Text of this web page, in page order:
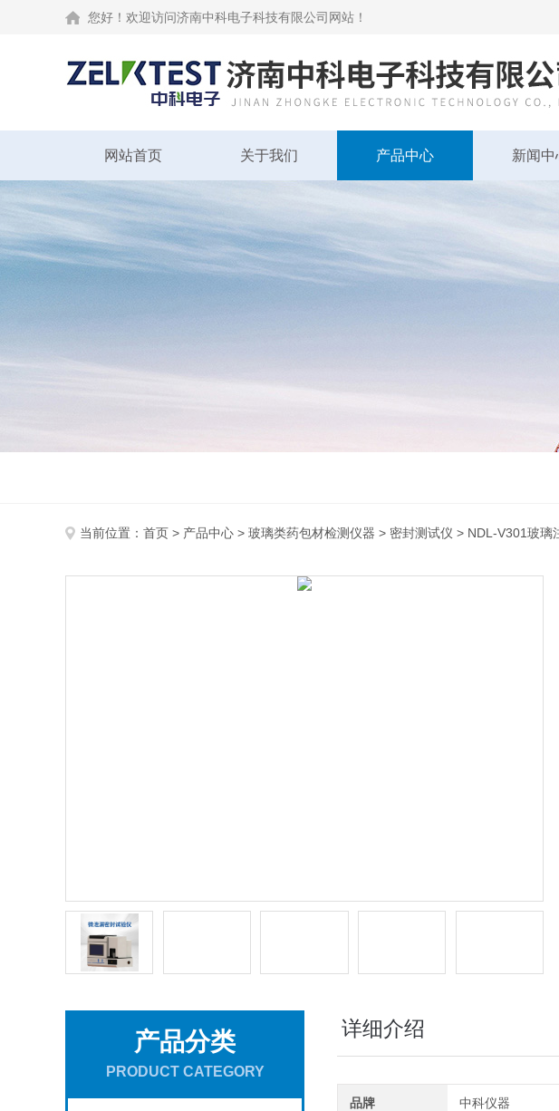
您好！欢迎访问济南中科电子科技有限公司网站！
网站首页 关于我们 产品中心 新闻中
当前位置： 首页 > 产品中心 > 玻璃类药包材检测仪器 > 密封测试仪 > NDL-V301玻璃
产品分类
PRODUCT CATEGORY
详细介绍
品牌 中科仪器